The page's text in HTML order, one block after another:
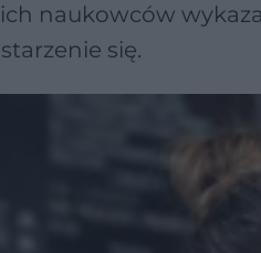
naukowców
się.